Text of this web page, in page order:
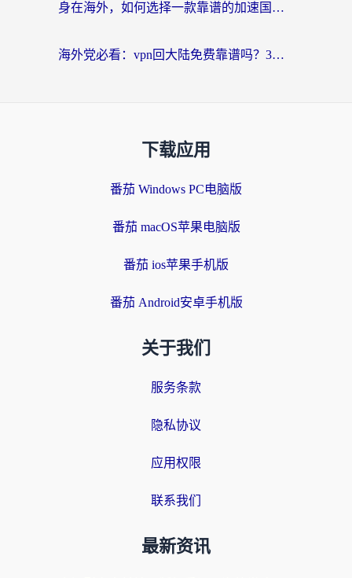
身在海外，如何选择一款靠谱的加速国内网络的加速器？
海外党必看：vpn回大陆免费靠谱吗？3步选对加速器实现无缝刷国内资源
下载应用
番茄 Windows PC电脑版
番茄 macOS苹果电脑版
番茄 ios苹果手机版
番茄 Android安卓手机版
关于我们
服务条款
隐私协议
应用权限
联系我们
最新资讯